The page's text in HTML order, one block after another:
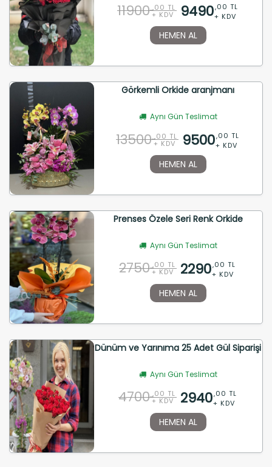
11900 ,00 TL
+ KDV 9490,00 TL
+ KDV
HEMEN AL
Görkemli Orkide aranjmanı
Aynı Gün Teslimat
13500 ,00 TL
+ KDV 9500,00 TL
+ KDV
HEMEN AL
Prenses Özele Seri Renk Orkide
Aynı Gün Teslimat
2750 ,00 TL
+ KDV 2290,00 TL
+ KDV
HEMEN AL
Dünüm ve Yarınıma 25 Adet Gül Siparişi
Aynı Gün Teslimat
4700 ,00 TL
+ KDV 2940,00 TL
+ KDV
HEMEN AL